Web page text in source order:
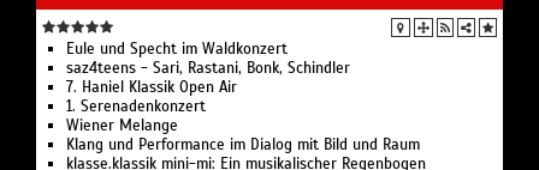
Eule und Specht im Waldkonzert
saz4teens - Sari, Rastani, Bonk, Schindler
7. Haniel Klassik Open Air
1. Serenadenkonzert
Wiener Melange
Klang und Performance im Dialog mit Bild und Raum
klasse.klassik mini-mi: Ein musikalischer Regenbogen